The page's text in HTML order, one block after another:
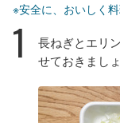
※安全に、おいしく
1
長ねぎとエリ
せておきましょ